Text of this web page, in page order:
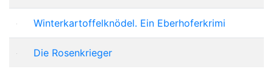
Winterkartoffelknödel. Ein Eberhoferkrimi
Die Rosenkrieger